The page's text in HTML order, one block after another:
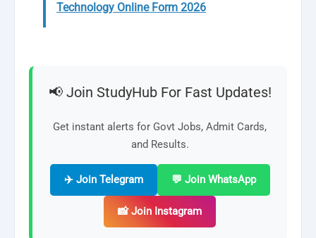
Technology Online Form 2026
📢 Join StudyHub For Fast Updates!
Get instant alerts for Govt Jobs, Admit Cards,
and Results.
✈️ Join Telegram 💬 Join WhatsApp
📸 Join Instagram